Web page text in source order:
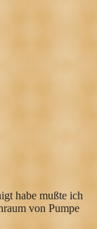
habe mußte ich
von Pumpe